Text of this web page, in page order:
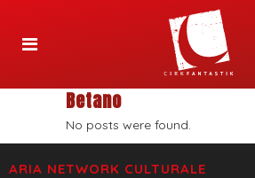
Betano
No posts were found.
ARIA NETWORK CULTURALE